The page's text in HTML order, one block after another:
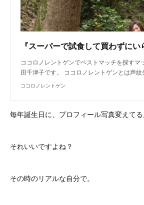
ココロノレントゲンでベストマッチを探すマ
田千津子です。 ココロノレントゲンとは声
ココロノレントゲン
毎年誕生日に、プロフィール写真変えてる
それいいですよね？
その時のリアルな自分で。